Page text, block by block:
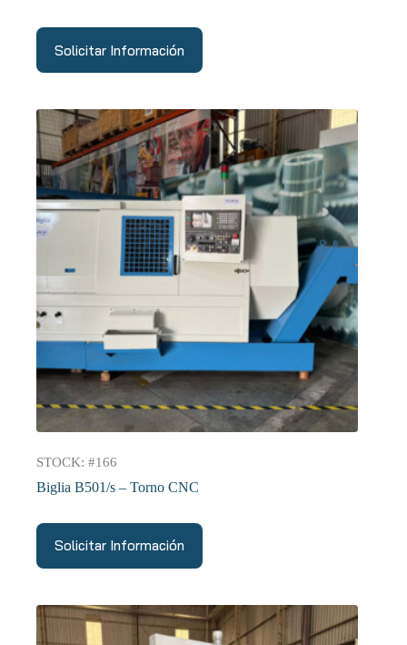
Solicitar Información
STOCK: #166
Biglia B501/s – Torno CNC
Solicitar Información